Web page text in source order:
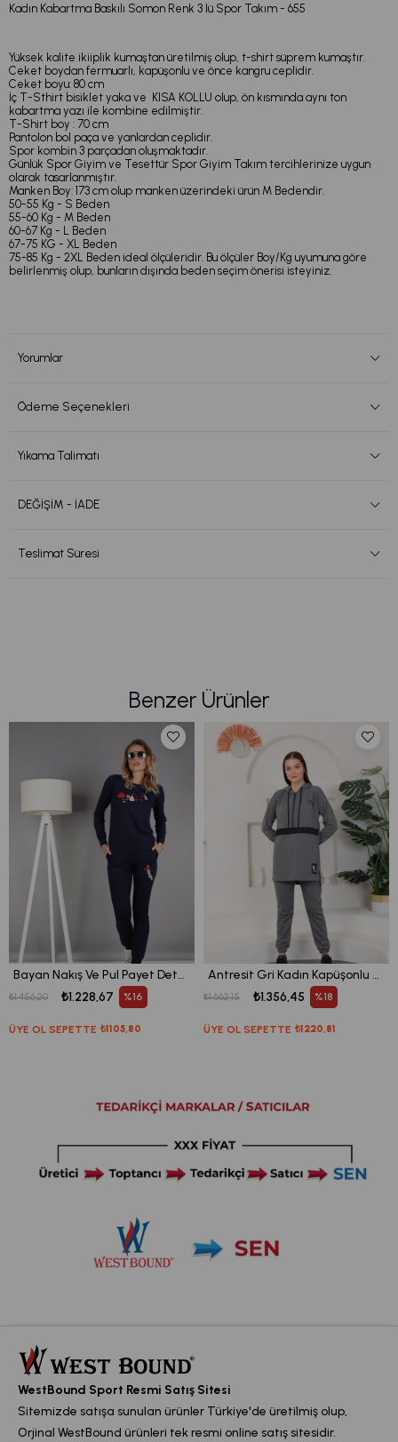
Kadın Kabartma Baskılı Somon Renk 3 lü Spor Takım - 655
Yüksek kalite ikiiplik kumaştan üretilmiş olup, t-shirt süprem kumaştır.
Ceket boydan fermuarlı, kapüşonlu ve önce kangru ceplidir.
Ceket boyu: 80 cm
İç T-Sthirt bisiklet yaka ve KISA KOLLU olup, ön kısmında aynı ton
kabartma yazı ile kombine edilmiştir.
T-Shirt boy : 70 cm
Pantolon bol paça ve yanlardan ceplidir.
Spor kombin 3 parçadan oluşmaktadır.
Günlük Spor Giyim ve Tesettür Spor Giyim Takım tercihlerinize uygun
olarak tasarlanmıştır.
Manken Boy: 173 cm olup manken üzerindeki ürün M Bedendir.
50-55 Kg - S Beden
55-60 Kg - M Beden
60-67 Kg - L Beden
67-75 KG - XL Beden
75-85 Kg - 2XL Beden ideal ölçüleridir. Bu ölçüler Boy/Kg uyumuna göre
belirlenmiş olup, bunların dışında beden seçim önerisi isteyiniz.
Yorumlar
Ödeme Seçenekleri
Yıkama Talimatı
DEĞİŞİM - İADE
Teslimat Süresi
Benzer Ürünler
Bayan Nakış Ve Pul Payet Detaylı Bisiklet Yaka Eşofman Takım
ÜYE OL SEPETTE ₺1105,80
₺1.228,67
₺1.456,20 %16
Antresit Gri Kadın Kapüşonlu Sweatshirt - Jogger Spor Takım Eşofman
ÜYE OL SEPETTE ₺1220,81
₺1.356,45
₺1.662,15 %18
WestBound Sport Resmi Satış Sitesi
Sitemizde satışa sunulan ürünler Türkiye'de üretilmiş olup,
Orjinal WestBound ürünleri tek resmi online satış sitesidir.